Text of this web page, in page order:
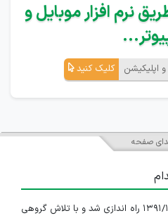
نرم افزار موبایل و
اپلیکیشن کلیک کنید
صفحه
سایت ایران استخدام در تاریخ ۱۳۹۱/۱/۱۰ راه اندازی شد و با تلاش گروهی